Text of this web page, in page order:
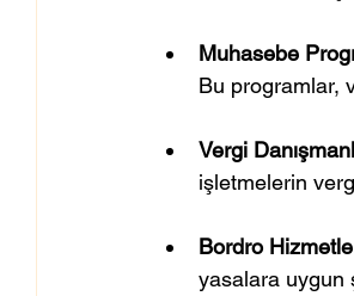
Muhasebe
Bu programlar,
Vergi
işletmelerin
Bordro
yasalara uygun